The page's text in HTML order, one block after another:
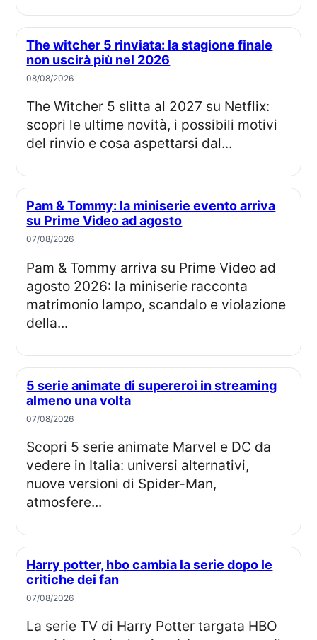
The witcher 5 rinviata: la stagione finale
non uscirà più nel 2026
08/08/2026
The Witcher 5 slitta al 2027 su Netflix:
scopri le ultime novità, i possibili motivi
del rinvio e cosa aspettarsi dal...
Pam & Tommy: la miniserie evento arriva
su Prime Video ad agosto
07/08/2026
Pam & Tommy arriva su Prime Video ad
agosto 2026: la miniserie racconta
matrimonio lampo, scandalo e violazione
della...
5 serie animate di supereroi in streaming
almeno una volta
07/08/2026
Scopri 5 serie animate Marvel e DC da
vedere in Italia: universi alternativi,
nuove versioni di Spider-Man,
atmosfere...
Harry potter, hbo cambia la serie dopo le
critiche dei fan
07/08/2026
La serie TV di Harry Potter targata HBO